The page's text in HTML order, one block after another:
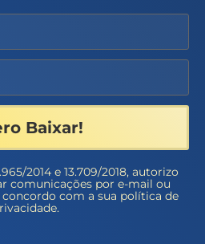
Baixar!
2014 e 13.709/2018, autorizo
comunicações por e-mail ou
com a sua política de